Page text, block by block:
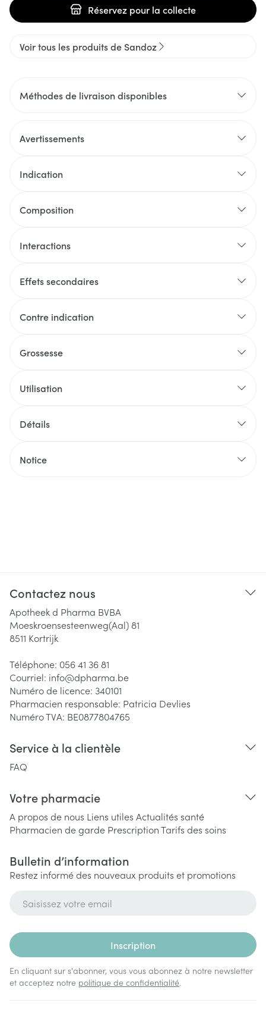
Réservez pour la collecte
Voir tous les produits de Sandoz
Méthodes de livraison disponibles
Avertissements
Indication
Composition
Interactions
Effets secondaires
Contre indication
Grossesse
Utilisation
Détails
Notice
Contactez nous
Apotheek d Pharma BVBA
Moeskroensesteenweg(Aal) 81
8511 Kortrijk
Téléphone: 056 41 36 81
Courriel: info@dpharma.be
Numéro de licence: 340101
Pharmacien responsable: Patricia Devlies
Numéro TVA: BE0877804765
Service à la clientèle
FAQ
Votre pharmacie
A propos de nous Liens utiles Actualités santé
Pharmacien de garde PrescriptionTarifs des soins
Bulletin d’information
Restez informé des nouveaux produits et promotions
Inscription
En cliquant sur s'abonner, vous vous abonnez à notre newsletter
et acceptez notre politique de confidentialité.